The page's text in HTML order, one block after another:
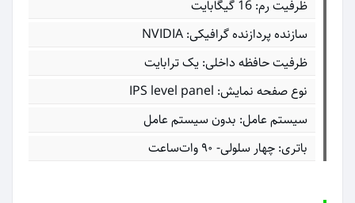
ظرفیت رم: 16 گیگابایت
سازنده پردازنده گرافیکی: NVIDIA
ظرفیت حافظه داخلی: یک ترابایت
نوع صفحه نمایش: IPS level panel
سیستم عامل: بدون سیستم عامل
باتری: چهار سلولی- ۹۰ وات‌ساعت